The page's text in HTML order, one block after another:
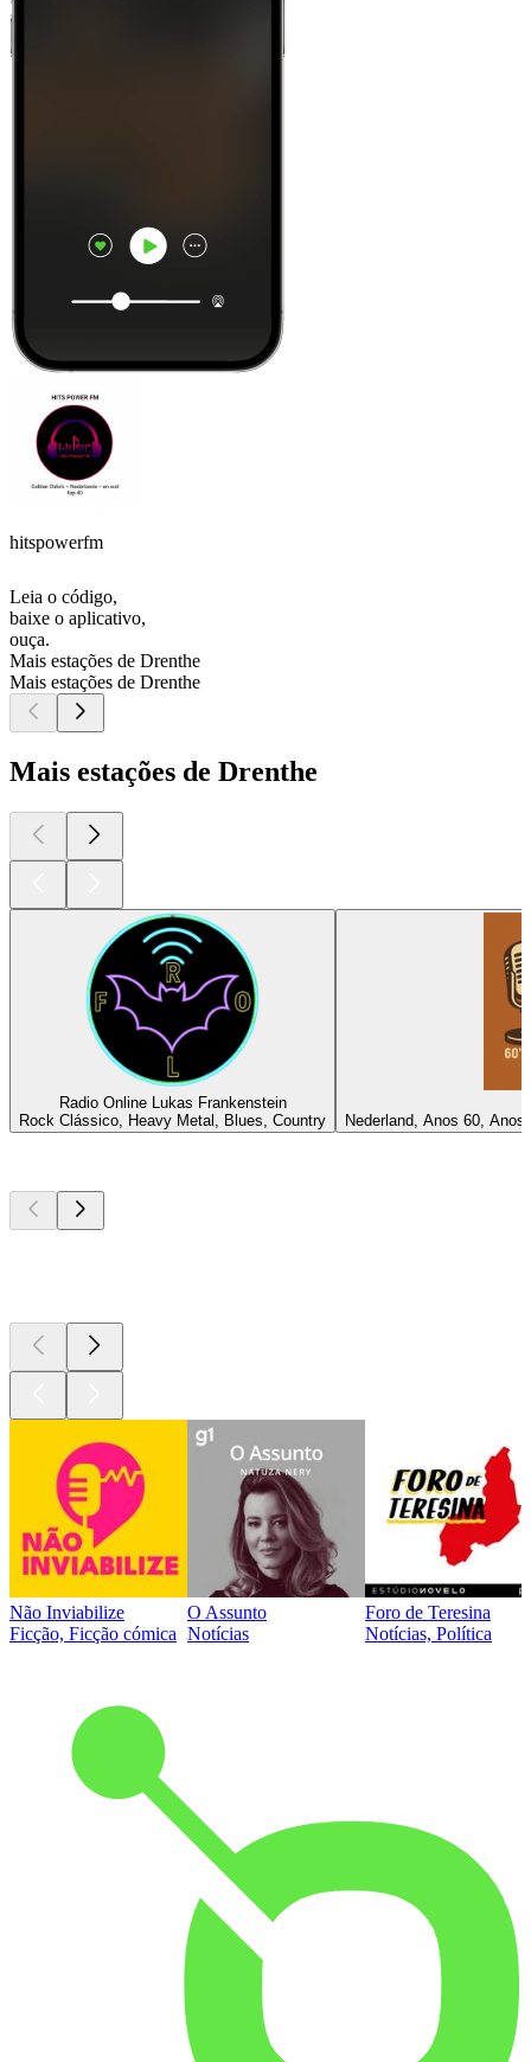
hitspowerfm
Leia o código,
baixe o aplicativo,
ouça.
Mais estações de Drenthe
Mais estações de Drenthe
Mais estações de Drenthe
Radio Online Lukas Frankenstein
Rock Clássico, Heavy Metal, Blues, Country
Nederland, Anos 60,
Não Inviabilize
Ficção, Ficção cómica
O Assunto
Notícias
Foro de Teresina
Notícias, Política